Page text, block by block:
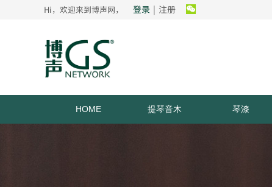
Hi，欢迎来到博声网， 登录 | 注册
HOME 提琴音木 琴漆